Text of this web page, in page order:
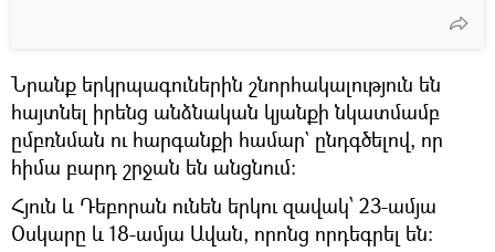
Նրանք երկրպագուներին շնորհակալություն են
հայտնել իրենց անձնական կյանքի նկատմամբ
ըմբռնման ու հարգանքի համար` ընդգծելով, որ
հիմա բարդ շրջան են անցնում։
Հյուն և Դեբորան ունեն երկու զավակ՝ 23-ամյա
Օսկարը և 18-ամյա Ավան, որոնց որդեգրել են։